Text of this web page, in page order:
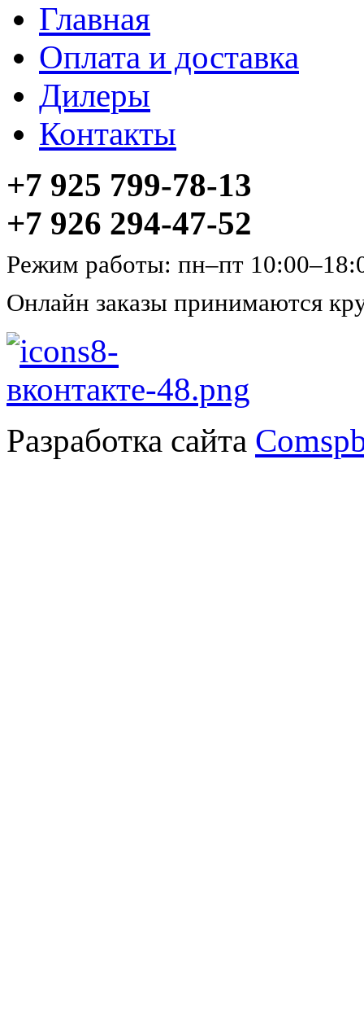
Главная
Оплата и доставка
Дилеры
Контакты
+7 925 799-78-13
+7 926 294-47-52
Режим работы: пн–пт
Онлайн заказы принимаются
Разработка сайта